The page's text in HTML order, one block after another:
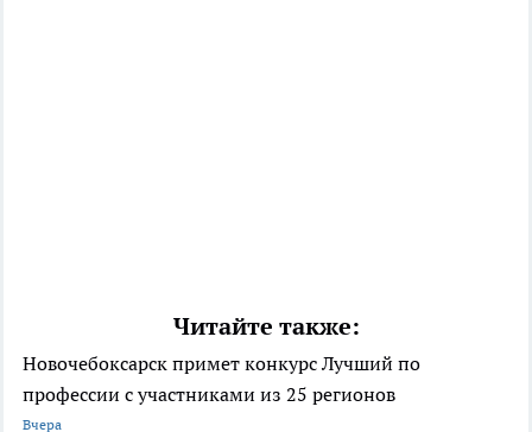
Читайте также:
Новочебоксарск примет конкурс Лучший по
профессии с участниками из 25 регионов
Вчера